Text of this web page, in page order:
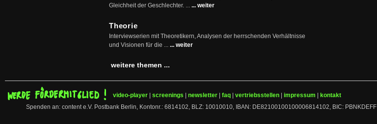
Gleichheit der Geschlechter. ... ... weiter
Theorie
Interviewserien mit Theoretikern, Analysen der herrschenden Verhältnisse
und Visionen für die ... ... weiter
weitere themen ...
video-player screenings newsletter faq vertriebsstellen impressum
kontakt
Spenden an: content e.V. Postbank Berlin, Kontonr.: 6814102, BLZ: 10010010, IBAN: DE82100100100006814102, BIC: PBNKDEFF